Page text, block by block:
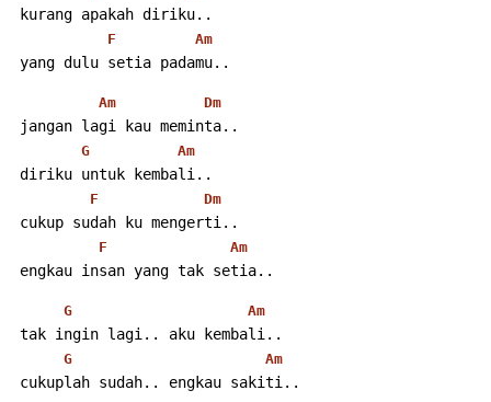
kurang apakah diriku..
F Am
yang dulu setia padamu..
Am Dm
jangan lagi kau meminta..
G Am
diriku untuk kembali..
F Dm
cukup sudah ku mengerti..
F Am
engkau insan yang tak setia..
G Am
tak ingin lagi.. aku kembali..
G Am
cukuplah sudah.. engkau sakiti..